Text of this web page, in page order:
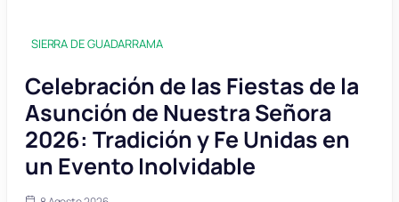
SIERRA DE GUADARRAMA
Celebración de las Fiestas de la
Asunción de Nuestra Señora
2026: Tradición y Fe Unidas en
un Evento Inolvidable